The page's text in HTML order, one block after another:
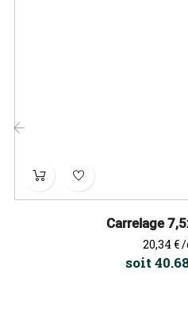
Carrelage
Prix
20,34 €/
soit